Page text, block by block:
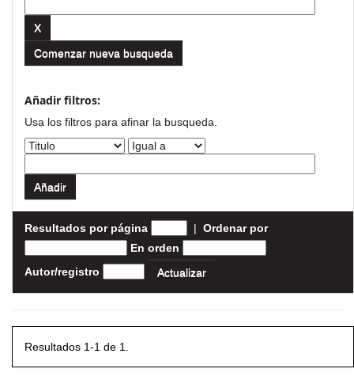
Comenzar nueva busqueda
Añadir filtros:
Usa los filtros para afinar la busqueda.
Resultados por página | Ordenar por
En orden
Autor/registro
Resultados 1-1 de 1.